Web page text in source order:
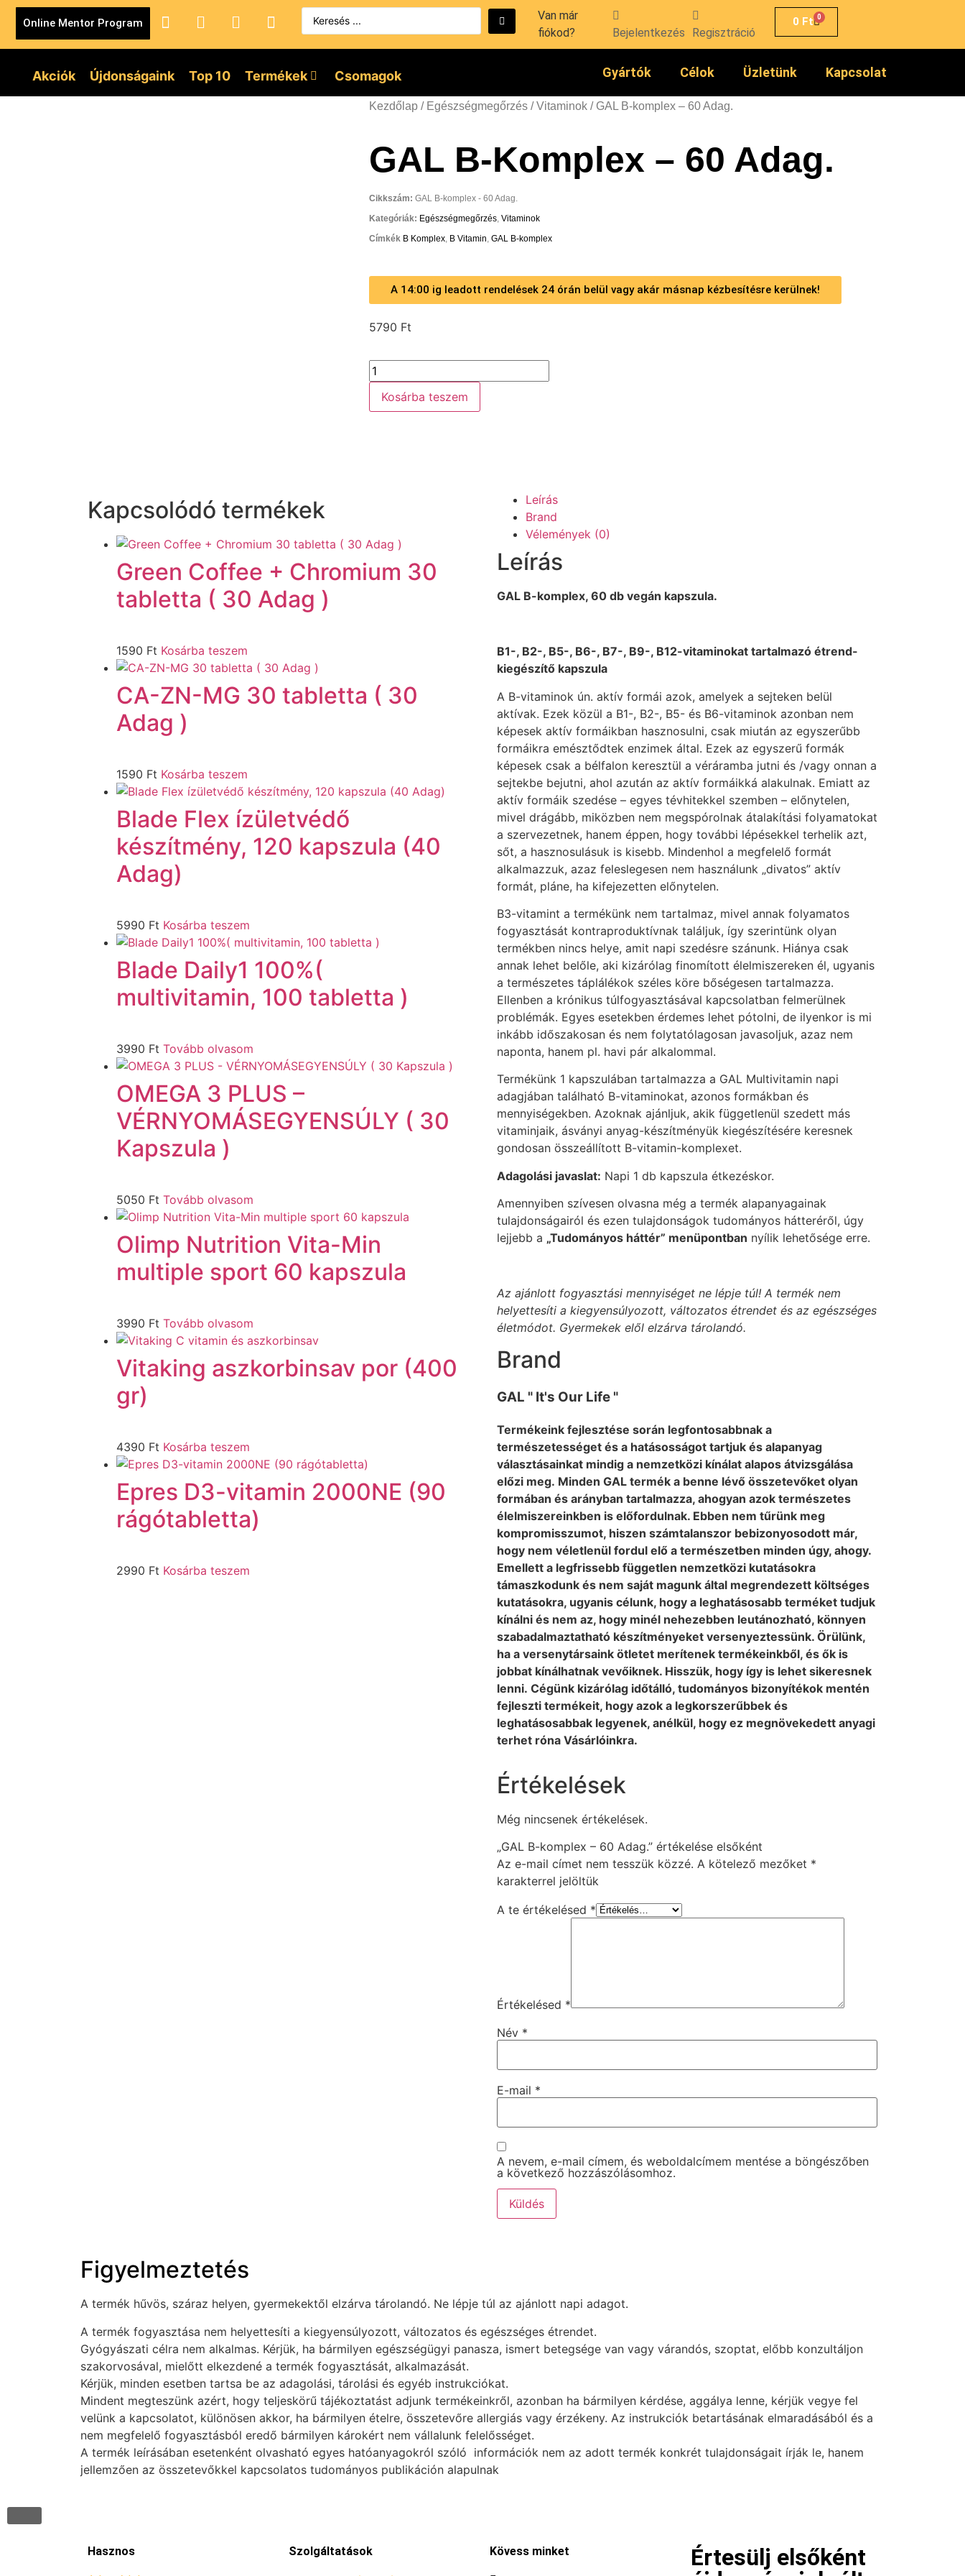
Online Mentor Program
Van már
fiókod?
Bejelentkezés Regisztráció
0 Ft 0
Akciók Újdonságaink Top 10 Termékek Csomagok Gyártók Célok Üzletünk Kapcsolat
Kezdőlap / Egészségmegőrzés /Vitaminok / GAL B-komplex – 60 Adag.
GAL B-Komplex – 60 Adag.
Cikkszám: GAL B-komplex - 60 Adag.
Kategóriák: Egészségmegőrzés, Vitaminok
Címkék B Komplex, B Vitamin, GAL B-komplex
A 14:00 ig leadott rendelések 24 órán belül vagy akár másnap kézbesítésre kerülnek!
5790 Ft
Kosárba teszem
Kapcsolódó termékek
Green Coffee + Chromium 30
tabletta ( 30 Adag )
1590 Ft Kosárba teszem
CA-ZN-MG 30 tabletta ( 30
Adag )
1590 Ft Kosárba teszem
Blade Flex ízületvédő
készítmény, 120 kapszula (40
Adag)
5990 Ft Kosárba teszem
Blade Daily1 100%(
multivitamin, 100 tabletta )
3990 Ft Tovább olvasom
OMEGA 3 PLUS –
VÉRNYOMÁSEGYENSÚLY ( 30
Kapszula )
5050 Ft Tovább olvasom
Olimp Nutrition Vita-Min
multiple sport 60 kapszula
3990 Ft Tovább olvasom
Vitaking aszkorbinsav por (400
gr)
4390 Ft Kosárba teszem
Epres D3-vitamin 2000NE (90
rágótabletta)
2990 Ft Kosárba teszem
Leírás
Brand
Vélemények (0)
Leírás
GAL B-komplex, 60 db vegán kapszula.
B1-, B2-, B5-, B6-, B7-, B9-, B12-vitaminokat tartalmazó étrend-
kiegészítő kapszula
A B-vitaminok ún. aktív formái azok, amelyek a sejteken belül
aktívak. Ezek közül a B1-, B2-, B5- és B6-vitaminok azonban nem
képesek aktív formáikban hasznosulni, csak miután az egyszerűbb
formáikra emésztődtek enzimek által. Ezek az egyszerű formák
képesek csak a bélfalon keresztül a véráramba jutni és /vagy onnan a
sejtekbe bejutni, ahol azután az aktív formáikká alakulnak. Emiatt az
aktív formáik szedése – egyes tévhitekkel szemben – előnytelen,
mivel drágább, miközben nem megspórolnak átalakítási folyamatokat
a szervezetnek, hanem éppen, hogy további lépésekkel terhelik azt,
sőt, a hasznosulásuk is kisebb. Mindenhol a megfelelő formát
alkalmazzuk, azaz feleslegesen nem használunk „divatos” aktív
formát, pláne, ha kifejezetten előnytelen.
B3-vitamint a termékünk nem tartalmaz, mivel annak folyamatos
fogyasztását kontraproduktívnak találjuk, így szerintünk olyan
termékben nincs helye, amit napi szedésre szánunk. Hiánya csak
annak lehet belőle, aki kizárólag finomított élelmiszereken él, ugyanis
a természetes táplálékok széles köre bőségesen tartalmazza.
Ellenben a krónikus túlfogyasztásával kapcsolatban felmerülnek
problémák. Egyes esetekben érdemes lehet pótolni, de ilyenkor is mi
inkább időszakosan és nem folytatólagosan javasoljuk, azaz nem
naponta, hanem pl. havi pár alkalommal.
Termékünk 1 kapszulában tartalmazza a GAL Multivitamin napi
adagjában található B-vitaminokat, azonos formákban és
mennyiségekben. Azoknak ajánljuk, akik függetlenül szedett más
vitaminjaik, ásványi anyag-készítményük kiegészítésére keresnek
gondosan összeállított B-vitamin-komplexet.
Adagolási javaslat: Napi 1 db kapszula étkezéskor.
Amennyiben szívesen olvasna még a termék alapanyagainak
tulajdonságairól és ezen tulajdonságok tudományos hátteréről, úgy
lejjebb a „Tudományos háttér” menüpontban nyílik lehetősége erre.
Az ajánlott fogyasztási mennyiséget ne lépje túl! A termék nem
helyettesíti a kiegyensúlyozott, változatos étrendet és az egészséges
életmódot. Gyermekek elől elzárva tárolandó.
Brand
GAL " It's Our Life "
Termékeink fejlesztése során legfontosabbnak a
természetességet és a hatásosságot tartjuk és alapanyag
választásainkat mindig a nemzetközi kínálat alapos átvizsgálása
előzi meg. Minden GAL termék a benne lévő összetevőket olyan
formában és arányban tartalmazza, ahogyan azok természetes
élelmiszereinkben is előfordulnak. Ebben nem tűrünk meg
kompromisszumot, hiszen számtalanszor bebizonyosodott már,
hogy nem véletlenül fordul elő a természetben minden úgy, ahogy.
Emellett a legfrissebb független nemzetközi kutatásokra
támaszkodunk és nem saját magunk által megrendezett költséges
kutatásokra, ugyanis célunk, hogy a leghatásosabb terméket tudjuk
kínálni és nem az, hogy minél nehezebben leutánozható, könnyen
szabadalmaztatható készítményeket versenyeztessünk. Örülünk,
ha a versenytársaink ötletet merítenek termékeinkből, és ők is
jobbat kínálhatnak vevőiknek. Hisszük, hogy így is lehet sikeresnek
lenni. Cégünk kizárólag időtálló, tudományos bizonyítékok mentén
fejleszti termékeit, hogy azok a legkorszerűbbek és
leghatásosabbak legyenek, anélkül, hogy ez megnövekedett anyagi
terhet róna Vásárlóinkra.
Értékelések
Még nincsenek értékelések.
„GAL B-komplex – 60 Adag.” értékelése elsőként
Az e-mail címet nem tesszük közzé. A kötelező mezőket *
karakterrel jelöltük
A te értékelésed *
Értékelésed *
Név *
E-mail *
A nevem, e-mail címem, és weboldalcímem mentése a böngészőben
a következő hozzászólásomhoz.
Figyelmeztetés
A termék hűvös, száraz helyen, gyermekektől elzárva tárolandó. Ne lépje túl az ajánlott napi adagot.
A termék fogyasztása nem helyettesíti a kiegyensúlyozott, változatos és egészséges étrendet.
Gyógyászati célra nem alkalmas. Kérjük, ha bármilyen egészségügyi panasza, ismert betegsége van vagy várandós, szoptat, előbb konzultáljon
szakorvosával, mielőtt elkezdené a termék fogyasztását, alkalmazását.
Kérjük, minden esetben tartsa be az adagolási, tárolási és egyéb instrukciókat.
Mindent megteszünk azért, hogy teljeskörű tájékoztatást adjunk termékeinkről, azonban ha bármilyen kérdése, aggálya lenne, kérjük vegye fel
velünk a kapcsolatot, különösen akkor, ha bármilyen ételre, összetevőre allergiás vagy érzékeny. Az instrukciók betartásának elmaradásából és a
nem megfelelő fogyasztásból eredő bármilyen károkért nem vállalunk felelősséget.
A termék leírásában esetenként olvasható egyes hatóanyagokról szóló információk nem az adott termék konkrét tulajdonságait írják le, hanem
jellemzően az összetevőkkel kapcsolatos tudományos publikáción alapulnak
Hasznos Szolgáltatások Kövess minket
Értesülj elsőként